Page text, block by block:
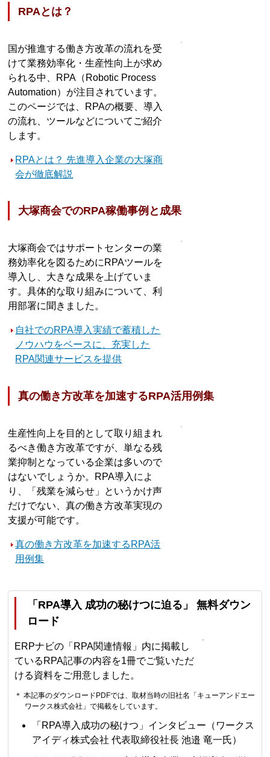
RPAとは？
国が推進する働き方改革の流れを受
けて業務効率化・生産性向上が求め
られる中、RPA（Robotic Process
Automation）が注目されています。
このページでは、RPAの概要、導入
の流れ、ツールなどについてご紹介
します。
RPAとは？ 先進導入企業の大塚商
会が徹底解説
大塚商会でのRPA稼働事例と成果
大塚商会ではサポートセンターの業
務効率化を図るためにRPAツールを
導入し、大きな成果を上げていま
す。具体的な取り組みについて、利
用部署に聞きました。
自社でのRPA導入実績で蓄積した
ノウハウをベースに、充実した
RPA関連サービスを提供
真の働き方改革を加速するRPA活用例集
生産性向上を目的として取り組まれ
るべき働き方改革ですが、単なる残
業抑制となっている企業は多いので
はないでしょうか。RPA導入によ
り、「残業を減らせ」というかけ声
だけでない、真の働き方改革実現の
支援が可能です。
真の働き方改革を加速するRPA活
用例集
「RPA導入 成功の秘けつに迫る」 無料ダウン
ロード
ERPナビの「RPA関連情報」内に掲載し
ているRPA記事の内容を1冊でご覧いただ
ける資料をご用意しました。
＊ 本記事のダウンロードPDFでは、取材当時の旧社名「キューアンドエー
ワークス株式会社」で掲載をしています。
「RPA導入成功の秘けつ」インタビュー（ワークス
アイディ株式会社 代表取締役社長 池邉 竜一氏）